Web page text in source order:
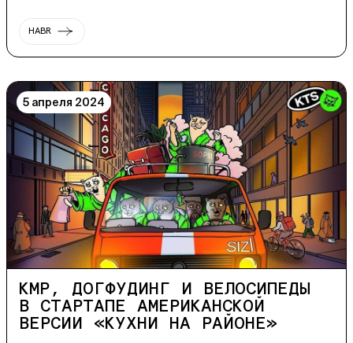
HABR
5 апреля 2024
KMP, ДОГФУДИНГ И ВЕЛОСИПЕДЫ
В СТАРТАПЕ АМЕРИКАНСКОЙ
ВЕРСИИ «КУХНИ НА РАЙОНЕ»